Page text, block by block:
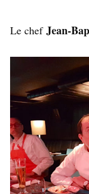
Le chef Jean-